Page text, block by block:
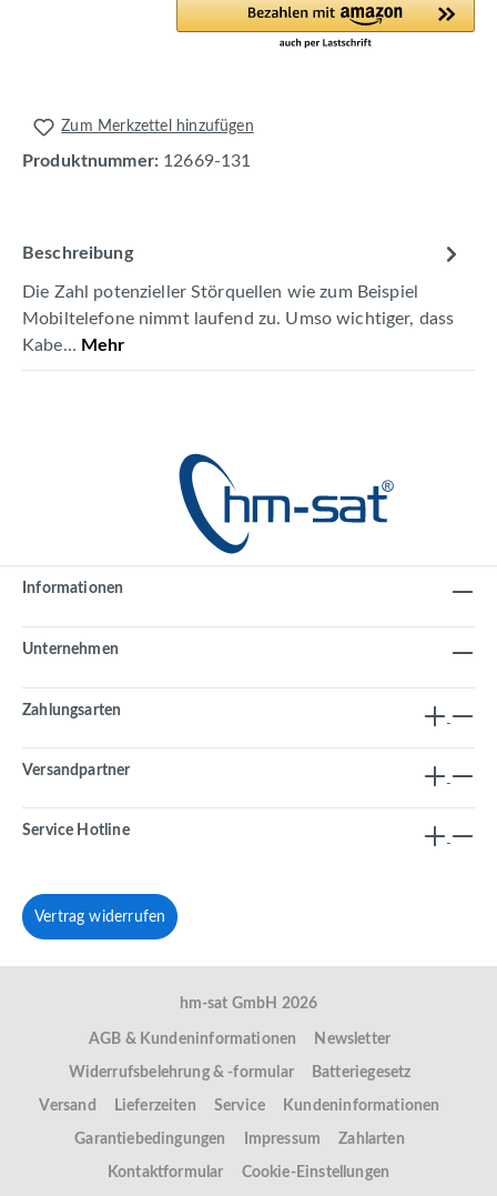
Zum Merkzettel hinzufügen
Produktnummer: 12669-131
Beschreibung
Die Zahl potenzieller Störquellen wie zum Beispiel
Mobiltelefone nimmt laufend zu. Umso wichtiger, dass
Kabe… Mehr
Informationen
Unternehmen
Zahlungsarten
Versandpartner
Service Hotline
Vertrag widerrufen
hm-sat GmbH 2026
AGB & Kundeninformationen Newsletter
Widerrufsbelehrung & -formular Batteriegesetz
Versand Lieferzeiten Service Kundeninformationen
Garantiebedingungen Impressum Zahlarten
Kontaktformular Cookie-Einstellungen